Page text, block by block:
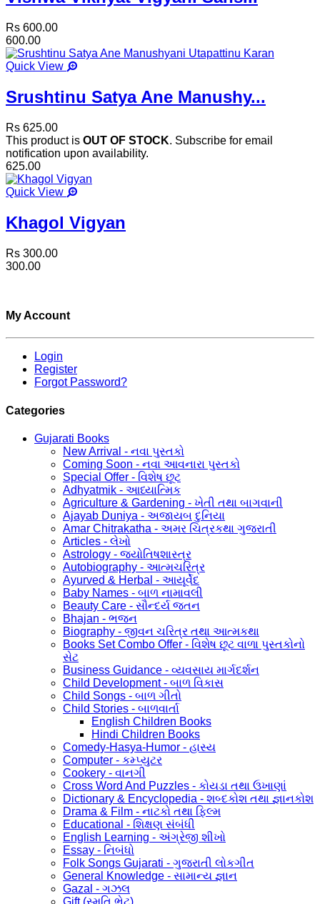
Rs 600.00
600.00
Quick View
Srushtinu Satya Ane Manushy...
Rs 625.00
This product is OUT OF STOCK. Subscribe for email
notification upon availability.
625.00
Quick View
Khagol Vigyan
Rs 300.00
300.00
My Account
Login
Register
Forgot Password?
Categories
Gujarati Books
New Arrival - નવા પુસ્તકો
Coming Soon - નવા આવનારા પુસ્તકો
Special Offer - વિશેષ છૂટ
Adhyatmik - આધ્યાત્મિક
Agriculture & Gardening - ખેતી તથા બાગવાની
Ajayab Duniya - અજાયબ દુનિયા
Amar Chitrakatha - અમર ચિત્રકથા ગુજરાતી
Articles - લેખો
Astrology - જ્યોતિષશાસ્ત્ર
Autobiography - આત્મચરિત્ર
Ayurved & Herbal - આયૂર્વેદ
Baby Names - બાળ નામાવલી
Beauty Care - સૌન્દર્ય જતન
Bhajan - ભજન
Biography - જીવન ચરિત્ર તથા આત્મકથા
Books Set Combo Offer - વિશેષ છૂટ વાળા પુસ્તકોનો
સેટ
Business Guidance - વ્યવસાય માર્ગદર્શન
Child Development - બાળ વિકાસ
Child Songs - બાળ ગીતો
Child Stories - બાળવાર્તા
English Children Books
Hindi Children Books
Comedy-Hasya-Humor - હાસ્ય
Computer - કમ્પ્યુટર
Cookery - વાનગી
Cross Word And Puzzles - કોયડા તથા ઉખાણાં
Dictionary & Encyclopedia - શબ્દકોશ તથા જ્ઞાનકોશ
Drama & Film - નાટકો તથા ફિલ્મ
Educational - શિક્ષણ સંબંધી
English Learning - અંગ્રેજી શીખો
Essay - નિબંધો
Folk Songs Gujarati - ગુજરાતી લોકગીત
General Knowledge - સામાન્ય જ્ઞાન
Gazal - ગઝલ
Gift (સ્મૃતિ ભેટ)